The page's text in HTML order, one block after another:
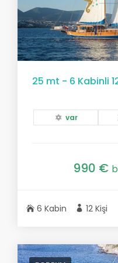
25 mt - 6 Kabinli
var
990 €
6 Kabin 12 Kişi